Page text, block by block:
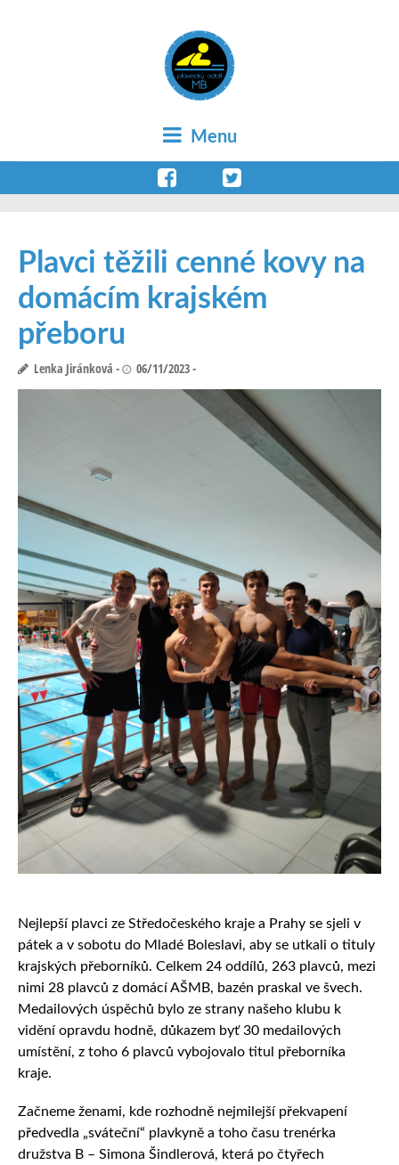
Menu
Plavci těžili cenné kovy na
domácím krajském
přeboru
Lenka Jiránková 06/11/2023
Nejlepší plavci ze Středočeského kraje a Prahy se sjeli v
pátek a v sobotu do Mladé Boleslavi, aby se utkali o tituly
krajských přeborníků. Celkem 24 oddílů, 263 plavců, mezi
nimi 28 plavců z domácí AŠMB, bazén praskal ve švech.
Medailových úspěchů bylo ze strany našeho klubu k
vidění opravdu hodně, důkazem byť 30 medailových
umístění, z toho 6 plavců vybojovalo titul přeborníka
kraje.
Začneme ženami, kde rozhodně nejmilejší překvapení
předvedla „sváteční“ plavkyně a toho času trenérka
družstva B – Simona Šindlerová, která po čtyřech